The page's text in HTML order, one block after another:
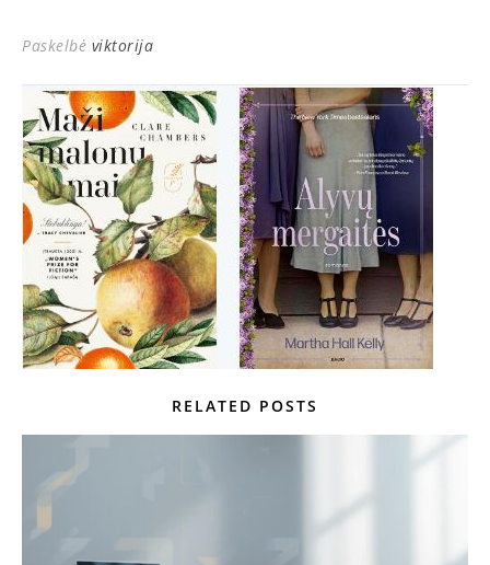
Paskelbė viktorija
RELATED POSTS